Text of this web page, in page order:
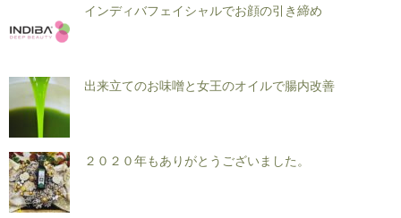
インディバフェイシャルでお顔の引き締め
出来立てのお味噌と女王のオイルで腸内改善
２０２０年もありがとうございました。